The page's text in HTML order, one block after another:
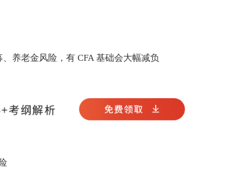
养老金风险，有 CFA 基础会大幅减负